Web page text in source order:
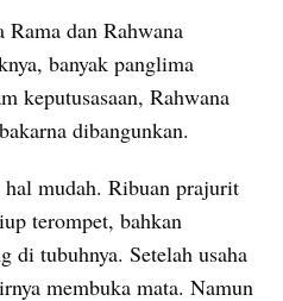
Rama dan Rahwana
banyak panglima
keputusasaan, Rahwana
dibangunkan.
mudah. Ribuan prajurit
terompet, bahkan
di tubuhnya. Setelah usaha
membuka mata. Namun